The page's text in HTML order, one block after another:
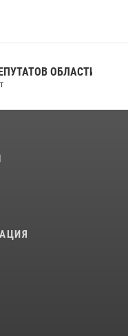
ОБЛАСТИ